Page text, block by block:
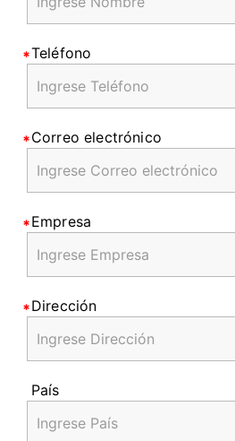
Teléfono
Correo electrónico
Empresa
Dirección
País